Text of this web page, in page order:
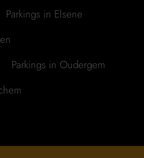
Parkings in Elsene
Parkings in Oudergem